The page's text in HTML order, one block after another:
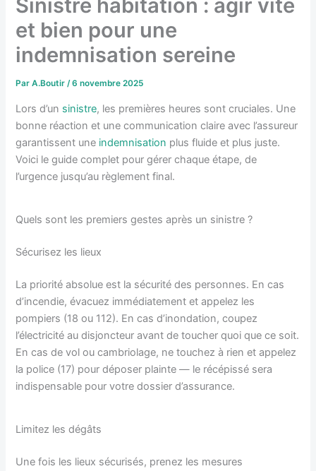
Sinistre habitation : agir vite
et bien pour une
indemnisation sereine
ParA.Boutir/6 novembre 2025
Lors d’un sinistre, les premières heures sont cruciales. Une
bonne réaction et une communication claire avec l’assureur
garantissent une indemnisation plus fluide et plus juste.
Voici le guide complet pour gérer chaque étape, de
l’urgence jusqu’au règlement final.
Quels sont les premiers gestes après un sinistre ?
Sécurisez les lieux
La priorité absolue est la sécurité des personnes. En cas
d’incendie, évacuez immédiatement et appelez les
pompiers (18 ou 112). En cas d’inondation, coupez
l’électricité au disjoncteur avant de toucher quoi que ce soit.
En cas de vol ou cambriolage, ne touchez à rien et appelez
la police (17) pour déposer plainte — le récépissé sera
indispensable pour votre dossier d’assurance.
Limitez les dégâts
Une fois les lieux sécurisés, prenez les mesures